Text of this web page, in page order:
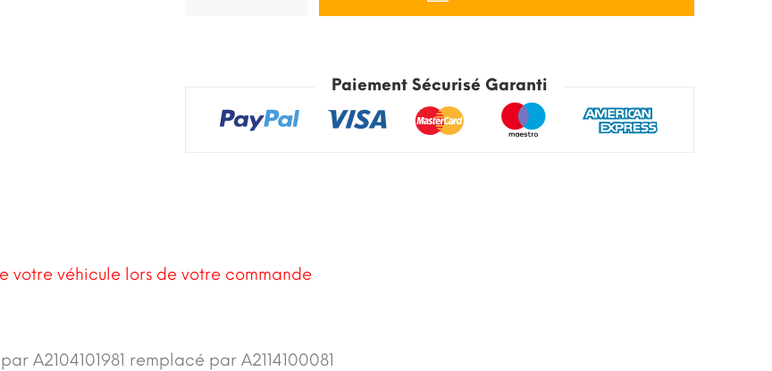
Paiement Sécurisé Garanti
votre véhicule lors de votre commande
A2104101981 remplacé par A2114100081